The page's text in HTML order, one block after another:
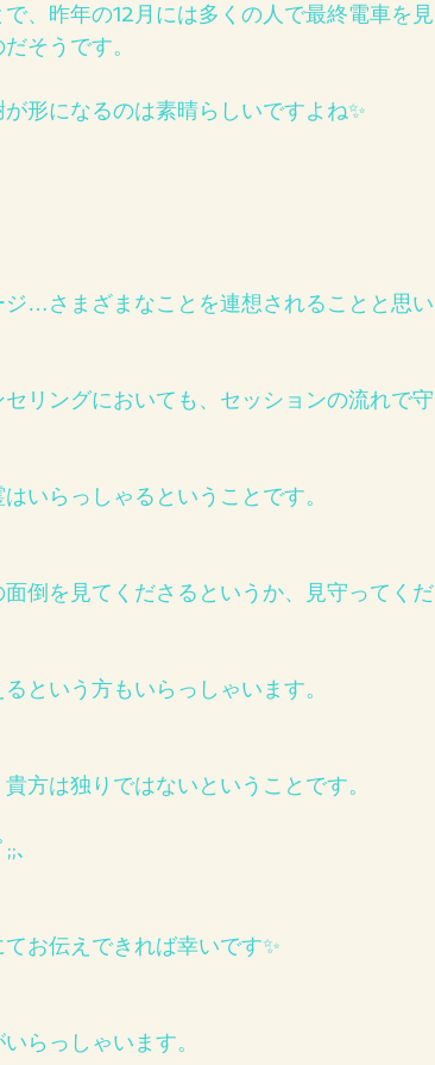
、昨年の12月には多くの人で最終電車を見
そうです。
形になるのは素晴らしいですよね✨
…さまざまなことを連想されることと思い
リングにおいても、セッションの流れで守
いらっしゃるということです。
倒を見てくださるというか、見守ってくだ
という方もいらっしゃいます。
方は独りではないということです。
、
お伝えできれば幸いです✨
らっしゃいます。